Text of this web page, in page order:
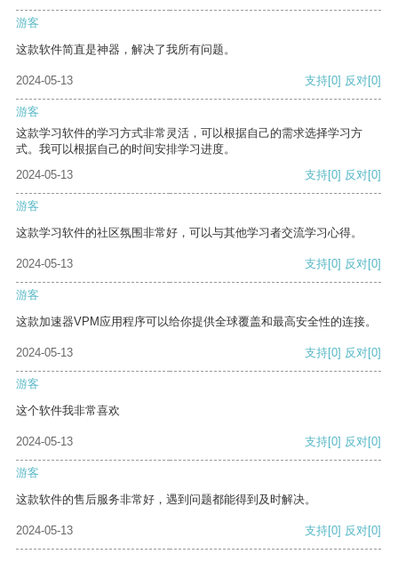
游客
这款软件简直是神器，解决了我所有问题。
2024-05-13 支持[0] 反对[0]
游客
这款学习软件的学习方式非常灵活，可以根据自己的需求选择学习方
式。我可以根据自己的时间安排学习进度。
2024-05-13
支持[0] 反对[0]
游客
这款学习软件的社区氛围非常好，可以与其他学习者交流学习心得。
2024-05-13 支持[0] 反对[0]
游客
这款加速器VPM应用程序可以给你提供全球覆盖和最高安全性的连接。
2024-05-13 支持[0] 反对[0]
游客
这个软件我非常喜欢
2024-05-13 支持[0] 反对[0]
游客
这款软件的售后服务非常好，遇到问题都能得到及时解决。
2024-05-13 支持[0] 反对[0]